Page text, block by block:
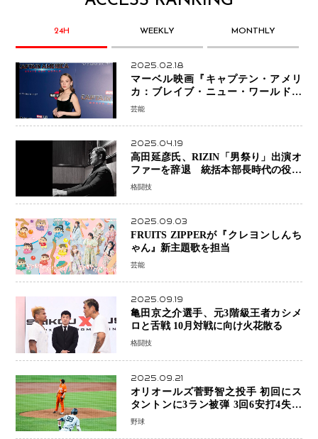
24H WEEKLY MONTHLY
2025.02.18
マーベル映画『キャプテン・アメリ
カ：ブレイブ・ニュー・ワールド』
新ブラック・ウィドウ役のシラ・ハー
芸能
2025.04.19
高田延彦氏、RIZIN「男祭り」出演オ
ファーを辞退 統括本部長時代の役目
「すでに終えています」と明言
格闘技
2025.09.03
FRUITS ZIPPERが『クレヨンしんち
ゃん』新主題歌を担当
芸能
2025.09.19
亀田京之介選手、元3階級王者カシメ
格闘技
2025.09.21
オリオールズ菅野智之投手 初回にス
タントンに3ラン被弾 3回6安打4失点
で降板
野球